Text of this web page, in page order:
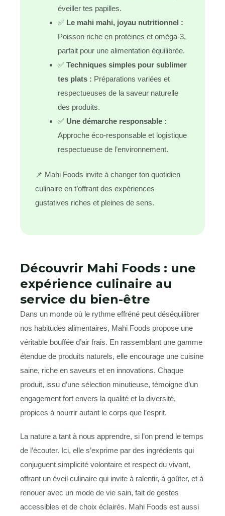
éveiller tes papilles.
✅ Le mahi mahi, joyau nutritionnel :
Poisson riche en protéines et oméga-3,
parfait pour une alimentation équilibrée.
✅ Techniques simples pour sublimer
tes plats : Préparations variées et
respectueuses de la saveur naturelle
des produits.
✅ Une démarche responsable :
Approche éco-responsable et logistique
respectueuse de l’environnement.
📌 Mahi Foods invite à changer ton quotidien
culinaire en t’offrant des expériences
gustatives riches et pleines de sens.
Découvrir Mahi Foods : une
expérience culinaire au
service du bien-être
Dans un monde où le rythme effréné peut déséquilibrer
nos habitudes alimentaires, Mahi Foods propose une
véritable bouffée d’air frais. En rassemblant une gamme
étendue de produits naturels, elle encourage une cuisine
saine, riche en saveurs et en innovations. Chaque
produit, issu d’une sélection minutieuse, témoigne d’un
engagement fort envers la qualité et la diversité,
propices à nourrir autant le corps que l’esprit.
La nature a tant à nous apprendre, si l’on prend le temps
de l’écouter. Ici, elle s’exprime par des ingrédients qui
conjuguent simplicité volontaire et respect du vivant,
offrant un éveil culinaire qui invite à ralentir, à goûter, et à
renouer avec un mode de vie sain, fait de gestes
accessibles et de choix éclairés. Mahi Foods est aussi